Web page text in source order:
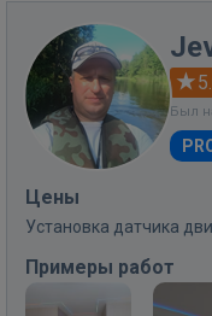
Был
Цены
Установка датчика
Примеры работ